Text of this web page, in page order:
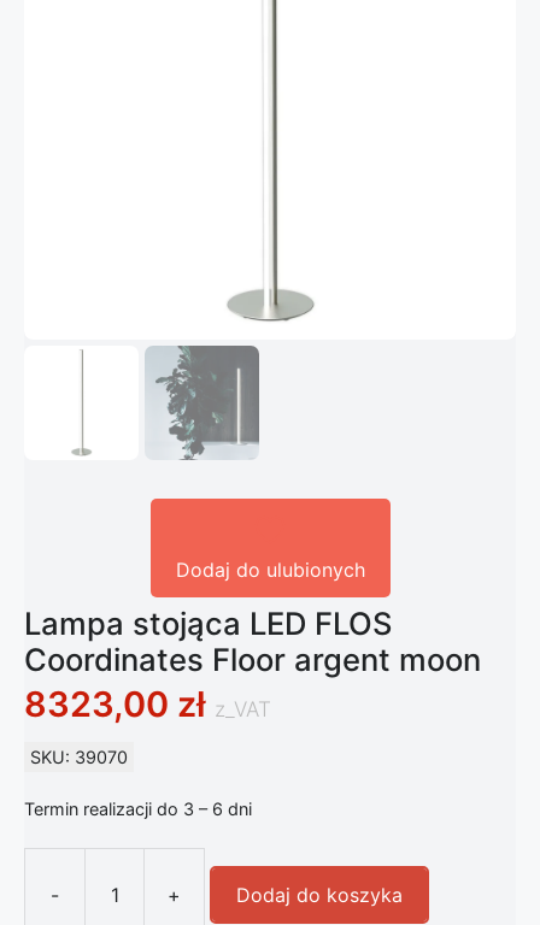
Dodaj do ulubionych
Lampa stojąca LED FLOS
Coordinates Floor argent moon
8323,00 zł z_VAT
SKU: 39070
Termin realizacji do 3 – 6 dni
-
ilość Lampa stojąca LED FLOS
+ Dodaj do koszyka